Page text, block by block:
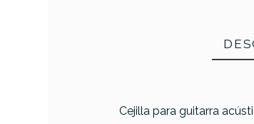
Cejilla para guitarra